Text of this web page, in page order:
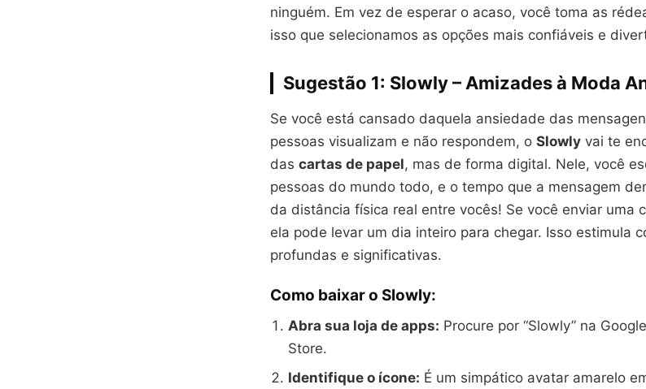
ninguém. Em vez de esperar o acaso, você toma as
isso que selecionamos as opções mais confiáveis e
Sugestão 1: Slowly – Amizades à Moda
Se você está cansado daquela ansiedade das
pessoas visualizam e não respondem, o Slowly vai te
das cartas de papel, mas de forma digital. Nele, você
pessoas do mundo todo, e o tempo que a mensagem
da distância física real entre vocês! Se você enviar uma
ela pode levar um dia inteiro para chegar. Isso estimula
profundas e significativas.
Como baixar o Slowly:
Abra sua loja de apps: Procure por “Slowly” na
Store.
Identifique o ícone: É um simpático avatar amarelo